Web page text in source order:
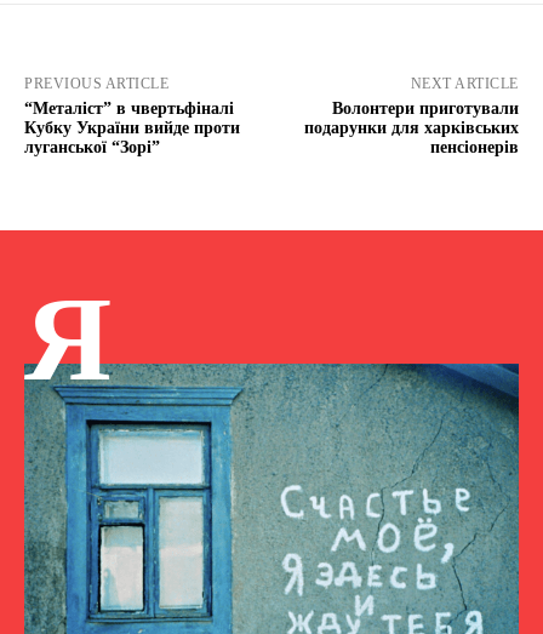
PREVIOUS ARTICLE
“Металіст” в чвертьфіналі
Кубку України вийде проти
луганської “Зорі”
NEXT ARTICLE
Волонтери приготували
подарунки для харківських
пенсіонерів
Я